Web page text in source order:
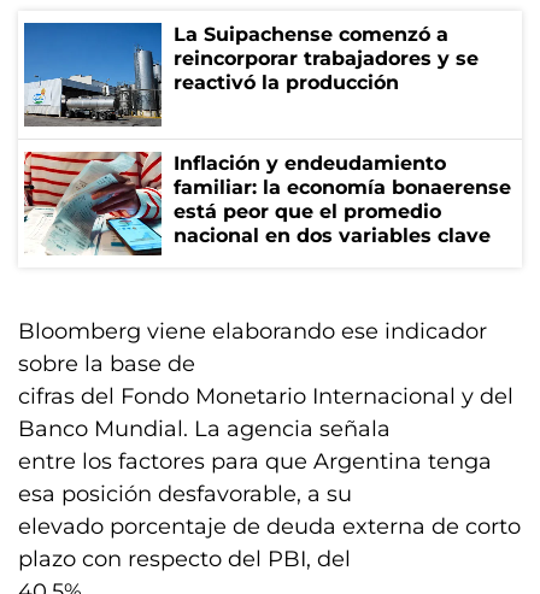
La Suipachense comenzó a
reincorporar trabajadores y se
reactivó la producción
Inflación y endeudamiento
familiar: la economía bonaerense
está peor que el promedio
nacional en dos variables clave
Bloomberg viene elaborando ese indicador
sobre la base de
cifras del Fondo Monetario Internacional y del
Banco Mundial. La agencia señala
entre los factores para que Argentina tenga
esa posición desfavorable, a su
elevado porcentaje de deuda externa de corto
plazo con respecto del PBI, del